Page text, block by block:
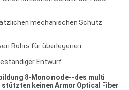
mechanischen Schutz
Rohrs für überlegenen
Entwurf
8-Monomode--des multi
stützten keinen Armor Optical Fiber